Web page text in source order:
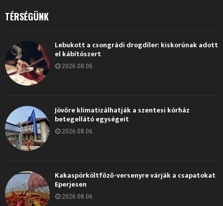
TÉRSÉGÜNK
Lebukott a csongrádi drogdíler: kiskorúnak adott
el kábítószert
2026.08.06.
Jövőre klimatizálhatják a szentesi kórház
betegellátó egységeit
2026.08.06.
Kakaspörköltfőző-versenyre várják a csapatokat
Eperjesen
2026.08.06.